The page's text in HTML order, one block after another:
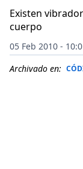
Existen
cuerpo
05 Feb 2010 -
Archivado en: